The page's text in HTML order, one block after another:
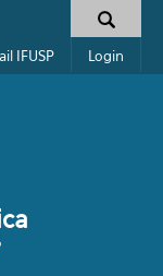
IFUSP Login